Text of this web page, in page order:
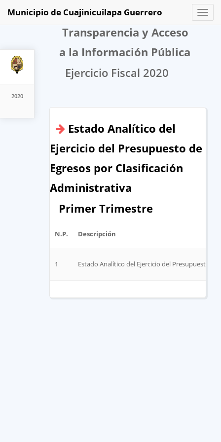
2020
Toggle
Municipio de Cuajinicuilapa Guerrero
Transparencia y Acceso
a la Información Pública
Ejercicio Fiscal 2020
Estado Analítico del
Ejercicio del Presupuesto de
Egresos por Clasificación
Administrativa
Primer Trimestre
N.P. Descripción
1 Estado Analítico del Ejercicio del Presupuesto